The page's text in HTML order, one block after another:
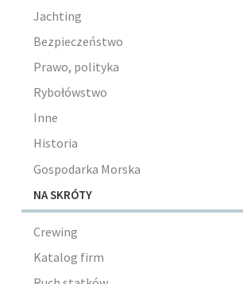
Jachting
Bezpieczeństwo
Prawo, polityka
Rybołówstwo
Inne
Historia
Gospodarka Morska
NA SKRÓTY
Crewing
Katalog firm